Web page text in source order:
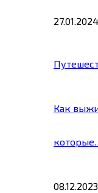
27.01.2024
Как
08.12.2023